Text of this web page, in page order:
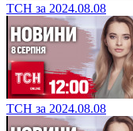
ТСН за 2024.08.08
ТСН за 2024.08.08